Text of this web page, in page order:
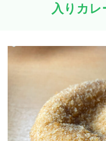
入りカ